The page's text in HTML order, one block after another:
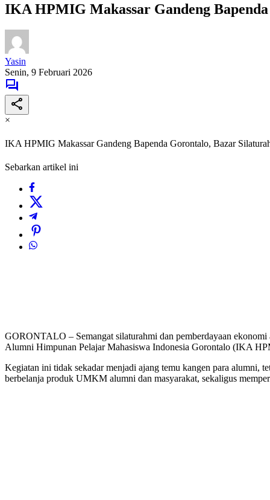
IKA HPMIG Makassar Gandeng
Yasin
Senin, 9 Februari 2026
×
IKA HPMIG Makassar Gandeng Bapenda Gorontalo, Bazar
Sebarkan artikel ini
GORONTALO – Semangat silaturahmi dan pemberdayaan
Alumni Himpunan Pelajar Mahasiswa Indonesia Gorontalo (IKA
Kegiatan ini tidak sekadar menjadi ajang temu kangen para alumni,
berbelanja produk UMKM alumni dan masyarakat, sekaligus